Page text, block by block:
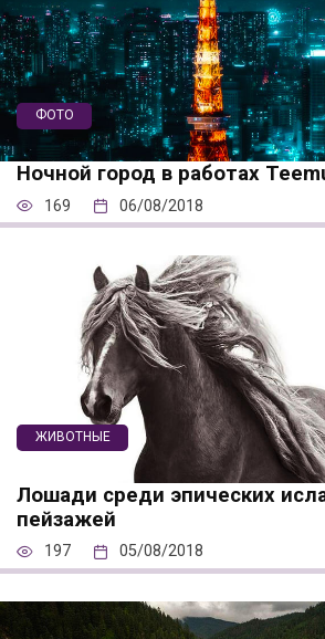
ФОТО
Ночной город в работах
169 06/08/2018
ЖИВОТНЫЕ
Лошади среди эпических
пейзажей
197 05/08/2018